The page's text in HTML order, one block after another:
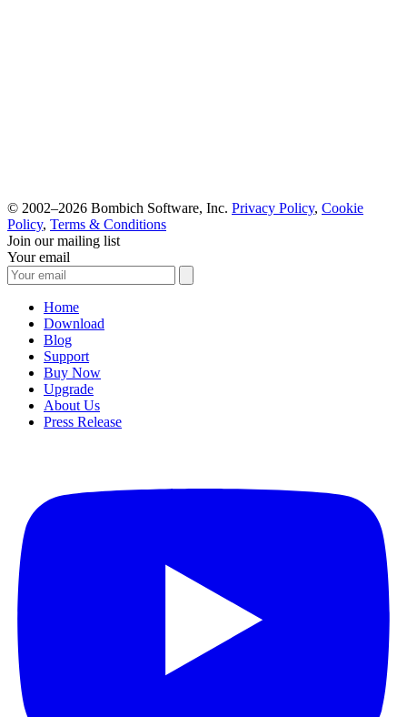
© 2002–2026 Bombich Software, Inc. Privacy Policy, Cookie
Policy, Terms & Conditions
Join our mailing list
Your email
Home
Download
Blog
Support
Buy Now
Upgrade
About Us
Press Release